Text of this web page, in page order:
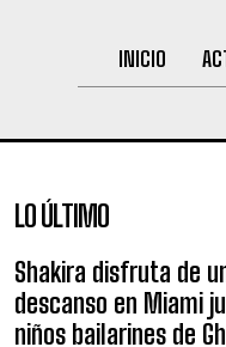
INICIO
LO ÚLTIMO
Shakira disfruta de
descanso en Miami
niños bailarines de